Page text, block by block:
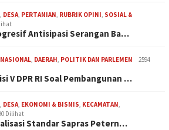
, DESA, PERTANIAN, RUBRIK OPINI, SOSIAL &
Antisipasi Serangan Ba…
, DAERAH, POLITIK DAN PARLEMEN
2594
V DPR RI Soal Pembangunan …
, DESA, EKONOMI & BISNIS, KECAMATAN,
Dilihat
Standar Sapras Petern…